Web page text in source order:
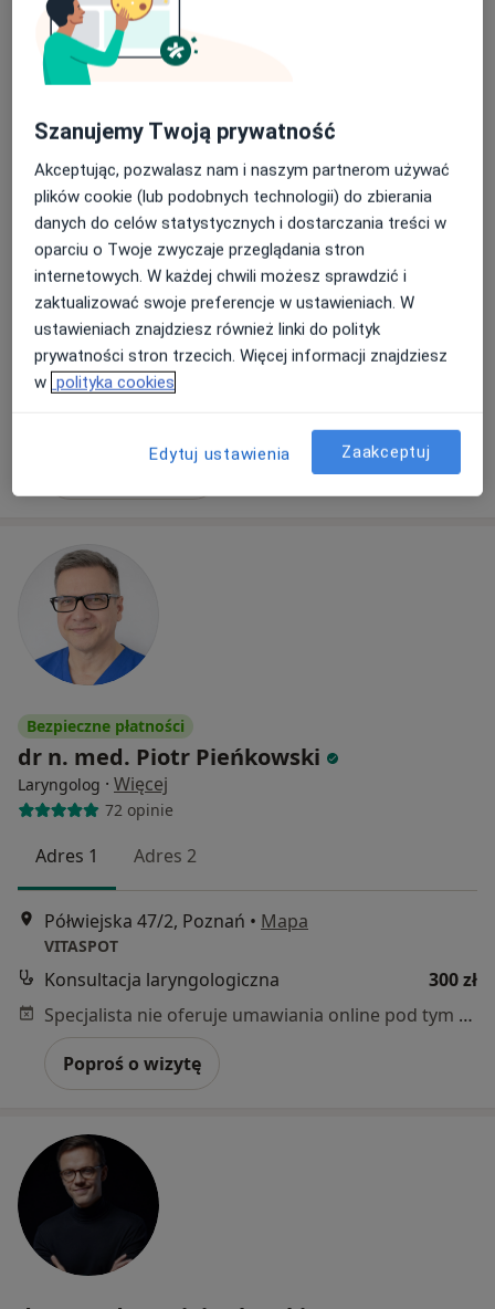
lek. Anna Pasterska
Laryngolog·Więcej
1866 opinii
Adres Online
Kossaka 4, Poznań• Mapa
LEKARZ Prywatne Gabinety Lekarskie
Konsultacja laryngologiczna
Specjalista nie oferuje umawiania online pod tym adresem.
Bezpieczne płatności
dr n. med. Piotr Pieńkowski
Laryngolog · Więcej
72 opinie
Adres 1 Adres 2
Półwiejska 47/2, Poznań • Mapa
VITASPOT
Konsultacja laryngologiczna
300 zł
Specjalista nie oferuje umawiania online pod tym adresem.
Poproś o wizytę
Szanujemy Twoją prywatność
Akceptując, pozwalasz nam i naszym partnerom używać
plików cookie (lub podobnych technologii) do zbierania
danych do celów statystycznych i dostarczania treści w
oparciu o Twoje zwyczaje przeglądania stron
internetowych. W każdej chwili możesz sprawdzić i
zaktualizować swoje preferencje w ustawieniach. W
ustawieniach znajdziesz również linki do polityk
prywatności stron trzecich. Więcej informacji znajdziesz
w polityka cookies
Edytuj ustawienia Zaakceptuj